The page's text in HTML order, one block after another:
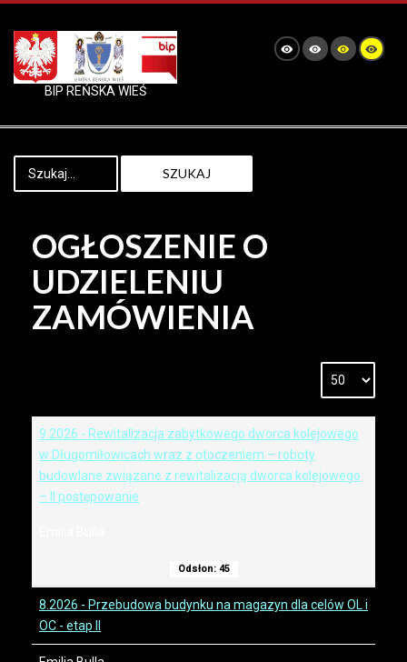
BIP REŃSKA WIEŚ
SZUKAJ
OGŁOSZENIE O
UDZIELENIU
ZAMÓWIENIA
9.2026 - Rewitalizacja zabytkowego dworca kolejowego
w Długomiłowicach wraz z otoczeniem – roboty
budowlane związane z rewitalizacją dworca kolejowego
– II postępowanie
Odsłon: 45
8.2026 - Przebudowa budynku na magazyn dla celów OL i
OC - etap II